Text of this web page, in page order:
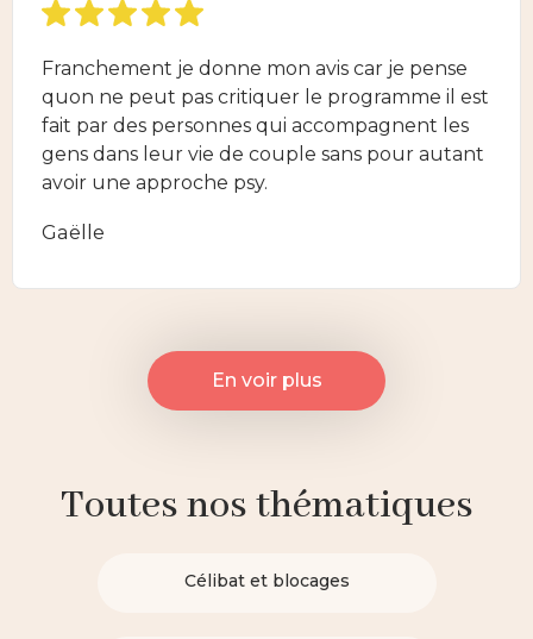
Franchement je donne mon avis car je pense
quon ne peut pas critiquer le programme il est
fait par des personnes qui accompagnent les
gens dans leur vie de couple sans pour autant
avoir une approche psy.
Gaëlle
En voir plus
Toutes nos thématiques
Célibat et blocages